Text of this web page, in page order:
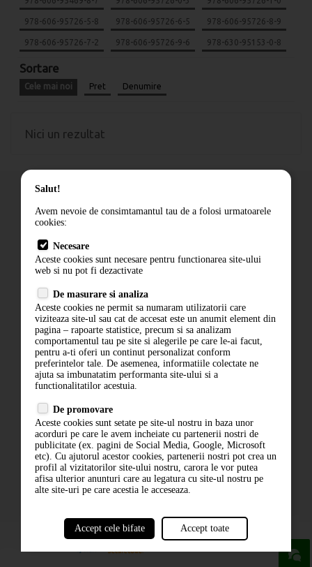
978-606-95726-5-8 978-606-95726-6-5 978-606-95726-8-9
978-606-95726-7-2 978-606-95726-9-6 978-630-95153-0-8
Sortare
Cele mai noi Pret Denumire
Nici un rezultat
Cum comand
Livrare
Contact
Politica de confidentialitate
ANPC
ABONARE LA NEWSLETTER
ABONARE
Salut!
Avem nevoie de consimtamantul tau de a folosi urmatoarele
cookies:
Necesare
Aceste cookies sunt necesare pentru functionarea site-ului
web si nu pot fi dezactivate
De masurare si analiza
Aceste cookies ne permit sa numaram utilizatorii care
viziteaza site-ul sau cat de accesat este un anumit element din
pagina – rapoarte statistice, precum si sa analizam
comportamentul tau pe site si alegerile pe care le-ai facut,
pentru a-ti oferi un continut personalizat conform
preferintelor tale. De asemenea, informatiile colectate ne
ajuta sa imbunatatim performanta site-ului si a
functionalitatilor acestuia.
De promovare
Aceste cookies sunt setate pe site-ul nostru in baza unor
acorduri pe care le avem incheiate cu partenerii nostri de
publicitate (ex. pagini de Social Media, Google, Microsoft
etc). Cu ajutorul acestor cookies, partenerii nostri pot crea un
profil al vizitatorilor site-ului nostru, carora le vor putea
afisa ulterior anunturi care au legatura cu site-ul nostru pe
alte site-uri pe care acestia le acceseaza.
Accept cele bifate Accept toate